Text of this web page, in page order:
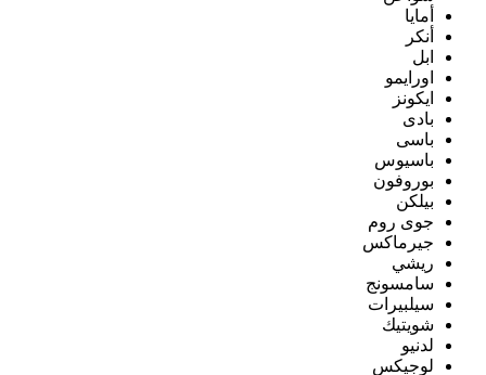
أمايا
أنكر
ابل
اورايمو
ايكونز
بادى
باسى
باسيوس
بوروفون
بيلكن
جوى روم
جيرماكس
ريشي
سامسونج
سيلبيرات
شويتيك
لدنيو
لوجيكس